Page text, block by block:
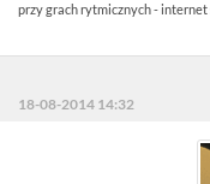
przy grach rytmicznych -
18-08-2014 14:32